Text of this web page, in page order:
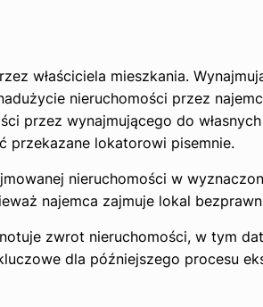
właściciela mieszkania.
nieruchomości przez
przez wynajmującego do
przekazane lokatorowi pisemnie.
nieruchomości w
najemca zajmuje lokal
zwrot nieruchomości, w tym
dla późniejszego procesu